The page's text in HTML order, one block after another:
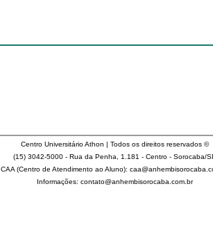
Centro Universitário Athon | Todos os direitos reservados ©
(15) 3042-5000 - Rua da Penha, 1.181 - Centro - Sorocaba/
CAA (Centro de Atendimento ao Aluno):
Informações: contato@anhembisorocaba.com.br